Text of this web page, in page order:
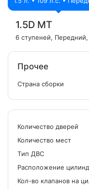
1.5D MT
6 ступеней, Передний
Прочее
Страна сборки
Количество дверей
Количество мест
Tип ДВС
Расположение
Кол-во клапанов на